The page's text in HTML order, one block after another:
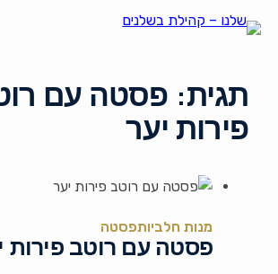
תגית: פסטה עם
פירות יער
מנות חלביותפסטה
פסטה עם רוטב פירות